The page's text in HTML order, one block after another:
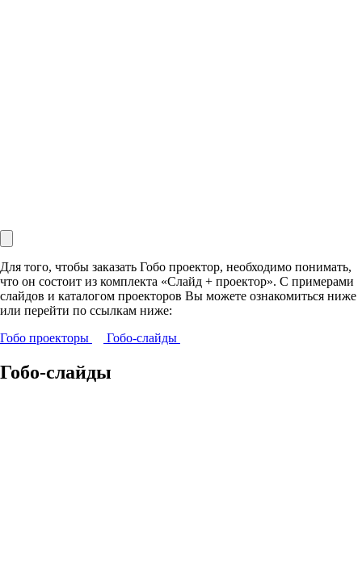
Для того, чтобы заказать Гобо проектор, необходимо понимать,
что он состоит из комплекта «Слайд + проектор». С примерами
слайдов и каталогом проекторов Вы можете ознакомиться ниже
или перейти по ссылкам ниже:
Гобо проекторы
Гобо-слайды
Гобо-слайды